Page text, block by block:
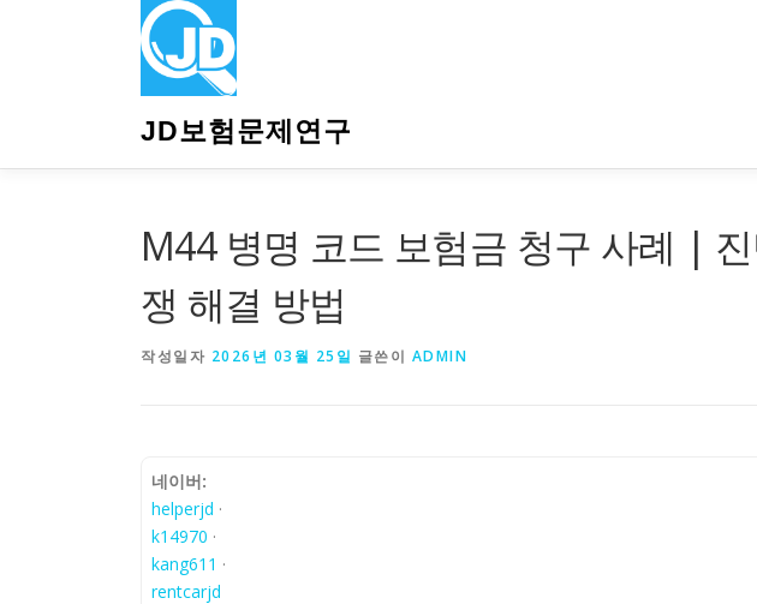
JD보험문제연구
M44 병명 코드 보험금 청구 사례 |
쟁 해결 방법
작성일자 2026년 03월 25일 글쓴이 ADMIN
네이버:
helperjd ·
k14970 ·
kang611 ·
rentcarjd